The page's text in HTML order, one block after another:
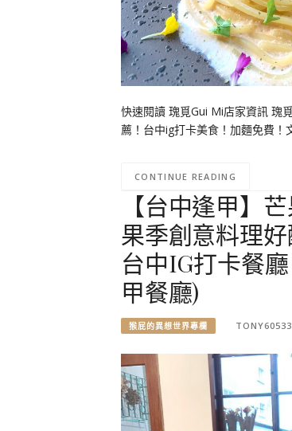
快速閱讀 瑰覓Gui Mi店家資訊 瑰
薦！台中ig打卡美食！加麵免費
CONTINUE READING
【台中逢甲】
果季創意料理
台中IG打卡餐
甲餐廳)
猴屁的異想世界專欄 TONY60533